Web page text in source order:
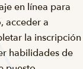
en línea para
acceder a
la inscripción
habilidades de